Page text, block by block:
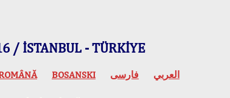
/ İSTANBUL - TÜRKİYE
BOSANSKI العربي فارسی